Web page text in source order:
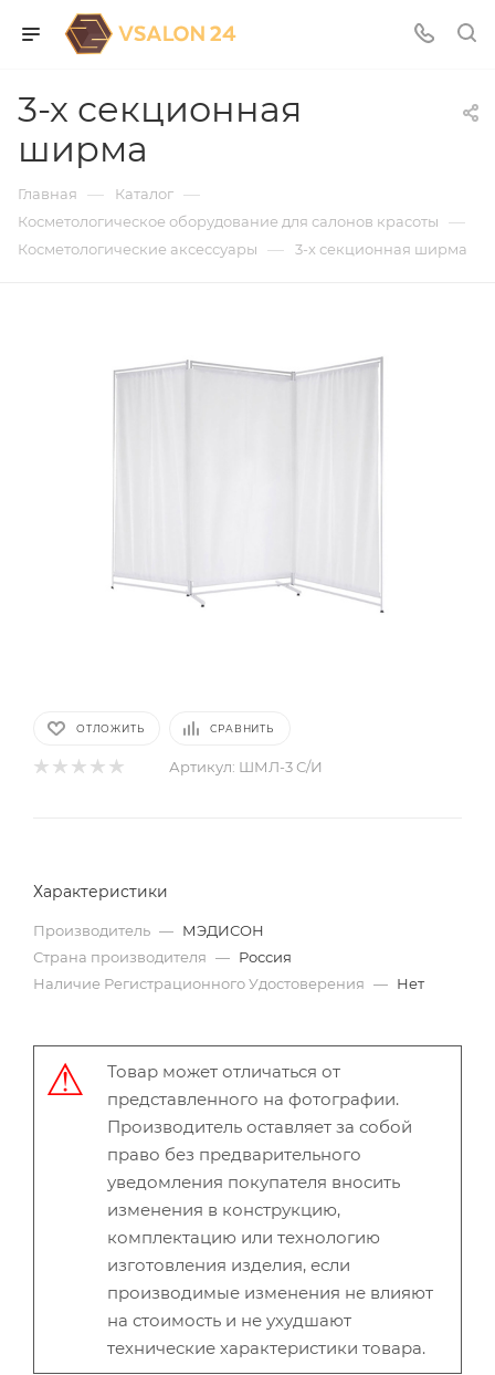
3-х секционная
ширма
Главная — Каталог —
Косметологическое оборудование для салонов красоты —
Косметологические аксессуары — 3-х секционная ширма
ОТЛОЖИТЬ СРАВНИТЬ
Артикул: ШМЛ-3 С/И
Характеристики
Производитель — МЭДИСОН
Страна производителя — Россия
Наличие Регистрационного Удостоверения — Нет
Товар может отличаться от
представленного на фотографии.
Производитель оставляет за собой
право без предварительного
уведомления покупателя вносить
изменения в конструкцию,
комплектацию или технологию
изготовления изделия, если
производимые изменения не влияют
на стоимость и не ухудшают
технические характеристики товара.